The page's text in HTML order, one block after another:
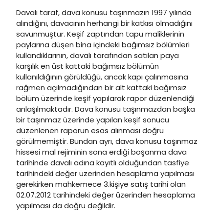
Davalı taraf, dava konusu taşınmazın 1997 yılında
alındığını, davacının herhangi bir katkısı olmadığını
savunmuştur. Keşif zaptından tapu maliklerinin
paylarına düşen bina içindeki bağımsız bölümleri
kullandıklarının, davalı tarafından satılan paya
karşılık en üst kattaki bağımsız bölümün
kullanıldığının görüldüğü, ancak kapı çalınmasına
rağmen açılmadığından bir alt kattaki bağımsız
bölüm üzerinde keşif yapılarak rapor düzenlendiği
anlaşılmaktadır. Dava konusu taşınmazdan başka
bir taşınmaz üzerinde yapılan keşif sonucu
düzenlenen raporun esas alınması doğru
görülmemiştir. Bundan ayrı, dava konusu taşınmaz
hissesi mal rejiminin sona erdiği boşanma dava
tarihinde davalı adına kayıtlı olduğundan tasfiye
tarihindeki değer üzerinden hesaplama yapılması
gerekirken mahkemece 3.kişiye satış tarihi olan
02.07.2012 tarihindeki değer üzerinden hesaplama
yapılması da doğru değildir.